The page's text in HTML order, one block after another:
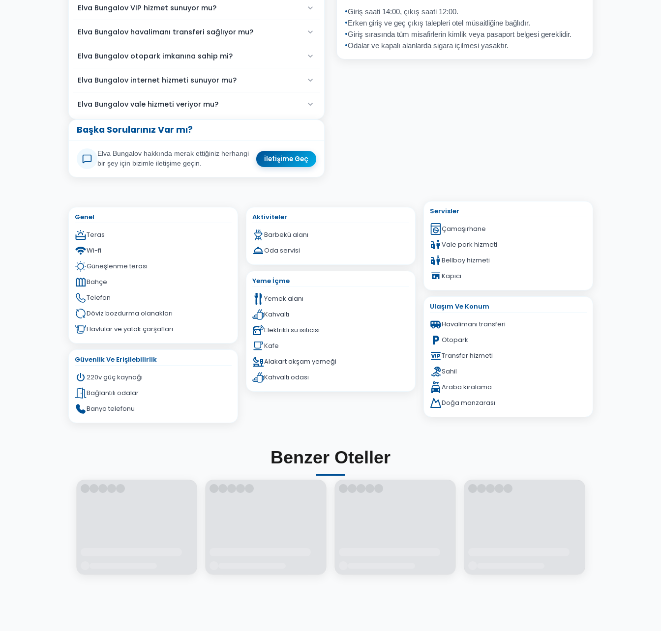
Elva Bungalov VIP hizmet sunuyor mu?
Elva Bungalov havalimanı transferi sağlıyor mu?
Elva Bungalov otopark imkanına sahip mi?
Elva Bungalov internet hizmeti sunuyor mu?
Elva Bungalov vale hizmeti veriyor mu?
Başka Sorularınız Var mı?
Elva Bungalov hakkında merak ettiğiniz herhangi
bir şey için bizimle iletişime geçin.
İletişime Geç
Sorunuz
Giriş saati 14:00, çıkış saati 12:00.
Erken giriş ve geç çıkış talepleri otel müsaitliğine bağlıdır.
Giriş sırasında tüm misafirlerin kimlik veya pasaport belgesi gereklidir.
Odalar ve kapalı alanlarda sigara içilmesi yasaktır.
Genel
Teras
Wi-fi
Güneşlenme terası
Bahçe
Telefon
Döviz bozdurma olanakları
Havlular ve yatak çarşafları
Güvenlik Ve Erişilebilirlik
220v güç kaynağı
Bağlantılı odalar
Banyo telefonu
Aktiviteler
Barbekü alanı
Oda servisi
Yeme İçme
Yemek alanı
Kahvaltı
Elektrikli su ısıtıcısı
Kafe
Alakart akşam yemeği
Kahvaltı odası
Servisler
Çamaşırhane
Vale park hizmeti
Bellboy hizmeti
Kapıcı
Ulaşım Ve Konum
Havalimanı transferi
Otopark
Transfer hizmeti
Sahil
Araba kiralama
Doğa manzarası
Benzer Oteller